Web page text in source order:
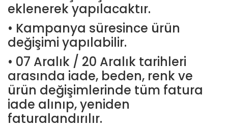
eklenerek yapılacaktır.
• Kampanya süresince ürün
değişimi yapılabilir.
• 07 Aralık / 20 Aralık tarihleri
arasında iade, beden, renk ve
ürün değişimlerinde tüm fatura
iade alınıp, yeniden
faturalandırılır.